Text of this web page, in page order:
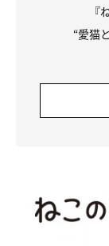
取材・文／sorami
『
“愛猫